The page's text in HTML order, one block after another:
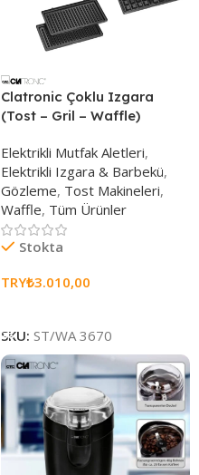
Clatronic Çoklu Izgara
(Tost – Gril – Waffle)
Elektrikli Mutfak Aletleri,
Elektrikli Izgara & Barbekü,
Gözleme, Tost Makineleri,
Waffle, Tüm Ürünler
Stokta
TRY₺3.010,00
SKU: ST/WA 3670